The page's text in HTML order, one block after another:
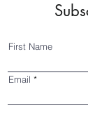
First Name
Email